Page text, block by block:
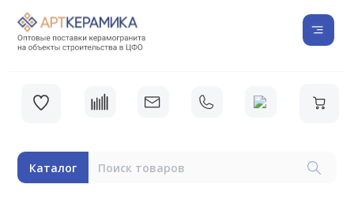
Каталог